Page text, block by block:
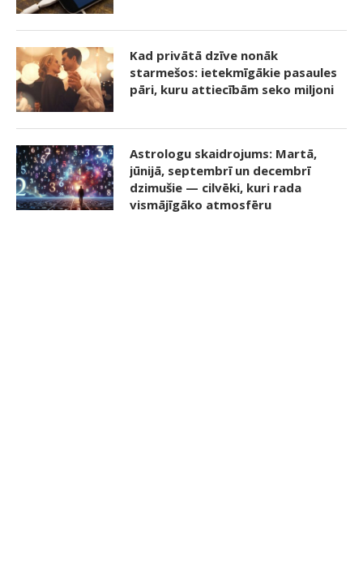
Kad privātā dzīve nonāk
starmešos: ietekmīgākie pasaules
pāri, kuru attiecībām seko miljoni
Astrologu skaidrojums: Martā,
jūnijā, septembrī un decembrī
dzimušie — cilvēki, kuri rada
vismājīgāko atmosfēru